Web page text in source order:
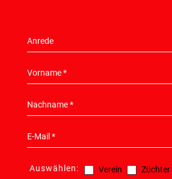
Auswählen: Verein Züchter